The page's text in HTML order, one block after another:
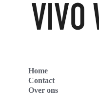
Home
Contact
Over ons